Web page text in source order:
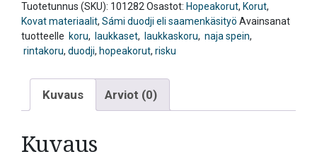
Tuotetunnus (SKU): 101282 Osastot: Hopeakorut, Korut,
Kovat materiaalit, Sámi duodji eli saamenkäsityö Avainsanat
tuotteelle koru, laukkaset, laukkaskoru, naja spein,
rintakoru, duodji, hopeakorut, risku
Kuvaus Arviot (0)
Kuvaus